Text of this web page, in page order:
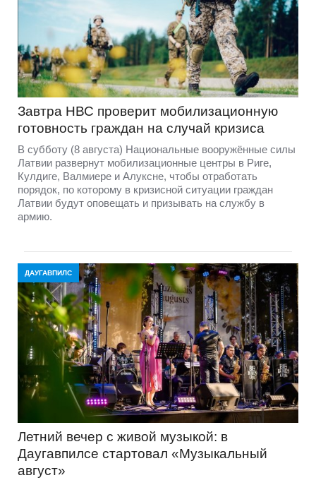
Завтра НВС проверит мобилизационную
готовность граждан на случай кризиса
В субботу (8 августа) Национальные вооружённые силы
Латвии развернут мобилизационные центры в Риге,
Кулдиге, Валмиере и Алуксне, чтобы отработать
порядок, по которому в кризисной ситуации граждан
Латвии будут оповещать и призывать на службу в
армию.
ДАУГАВПИЛС
Летний вечер с живой музыкой: в
Даугавпилсе стартовал «Музыкальный
август»